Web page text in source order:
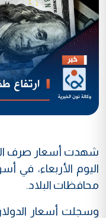
شهدت أسعار صرف
اليوم الأربعاء، في
محافظات البلاد.
وسجلت أسعار